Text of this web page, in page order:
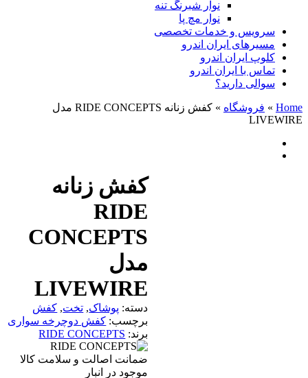
نوار شبرنگ تنه
نوار مچ پا
سرویس و خدمات تخصصی
مسیرهای ایران اندرو
کلوپ ایران اندرو
تماس با ایران اندرو
سوالی دارید؟
Home
» فروشگاه »
کفش زنانه RIDE CONCEPTS مدل
LIVEWIRE
کفش زنانه
RIDE
CONCEPTS
مدل
LIVEWIRE
دسته: پوشاک, تخت, کفش
برچسب: کفش دوچرخه سواری
برند: RIDE CONCEPTS
ضمانت اصالت و سلامت کالا
موجود در انبار